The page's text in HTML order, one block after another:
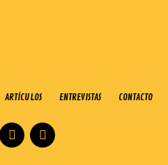
ARTÍCULOS ENTREVISTAS CONTACTO